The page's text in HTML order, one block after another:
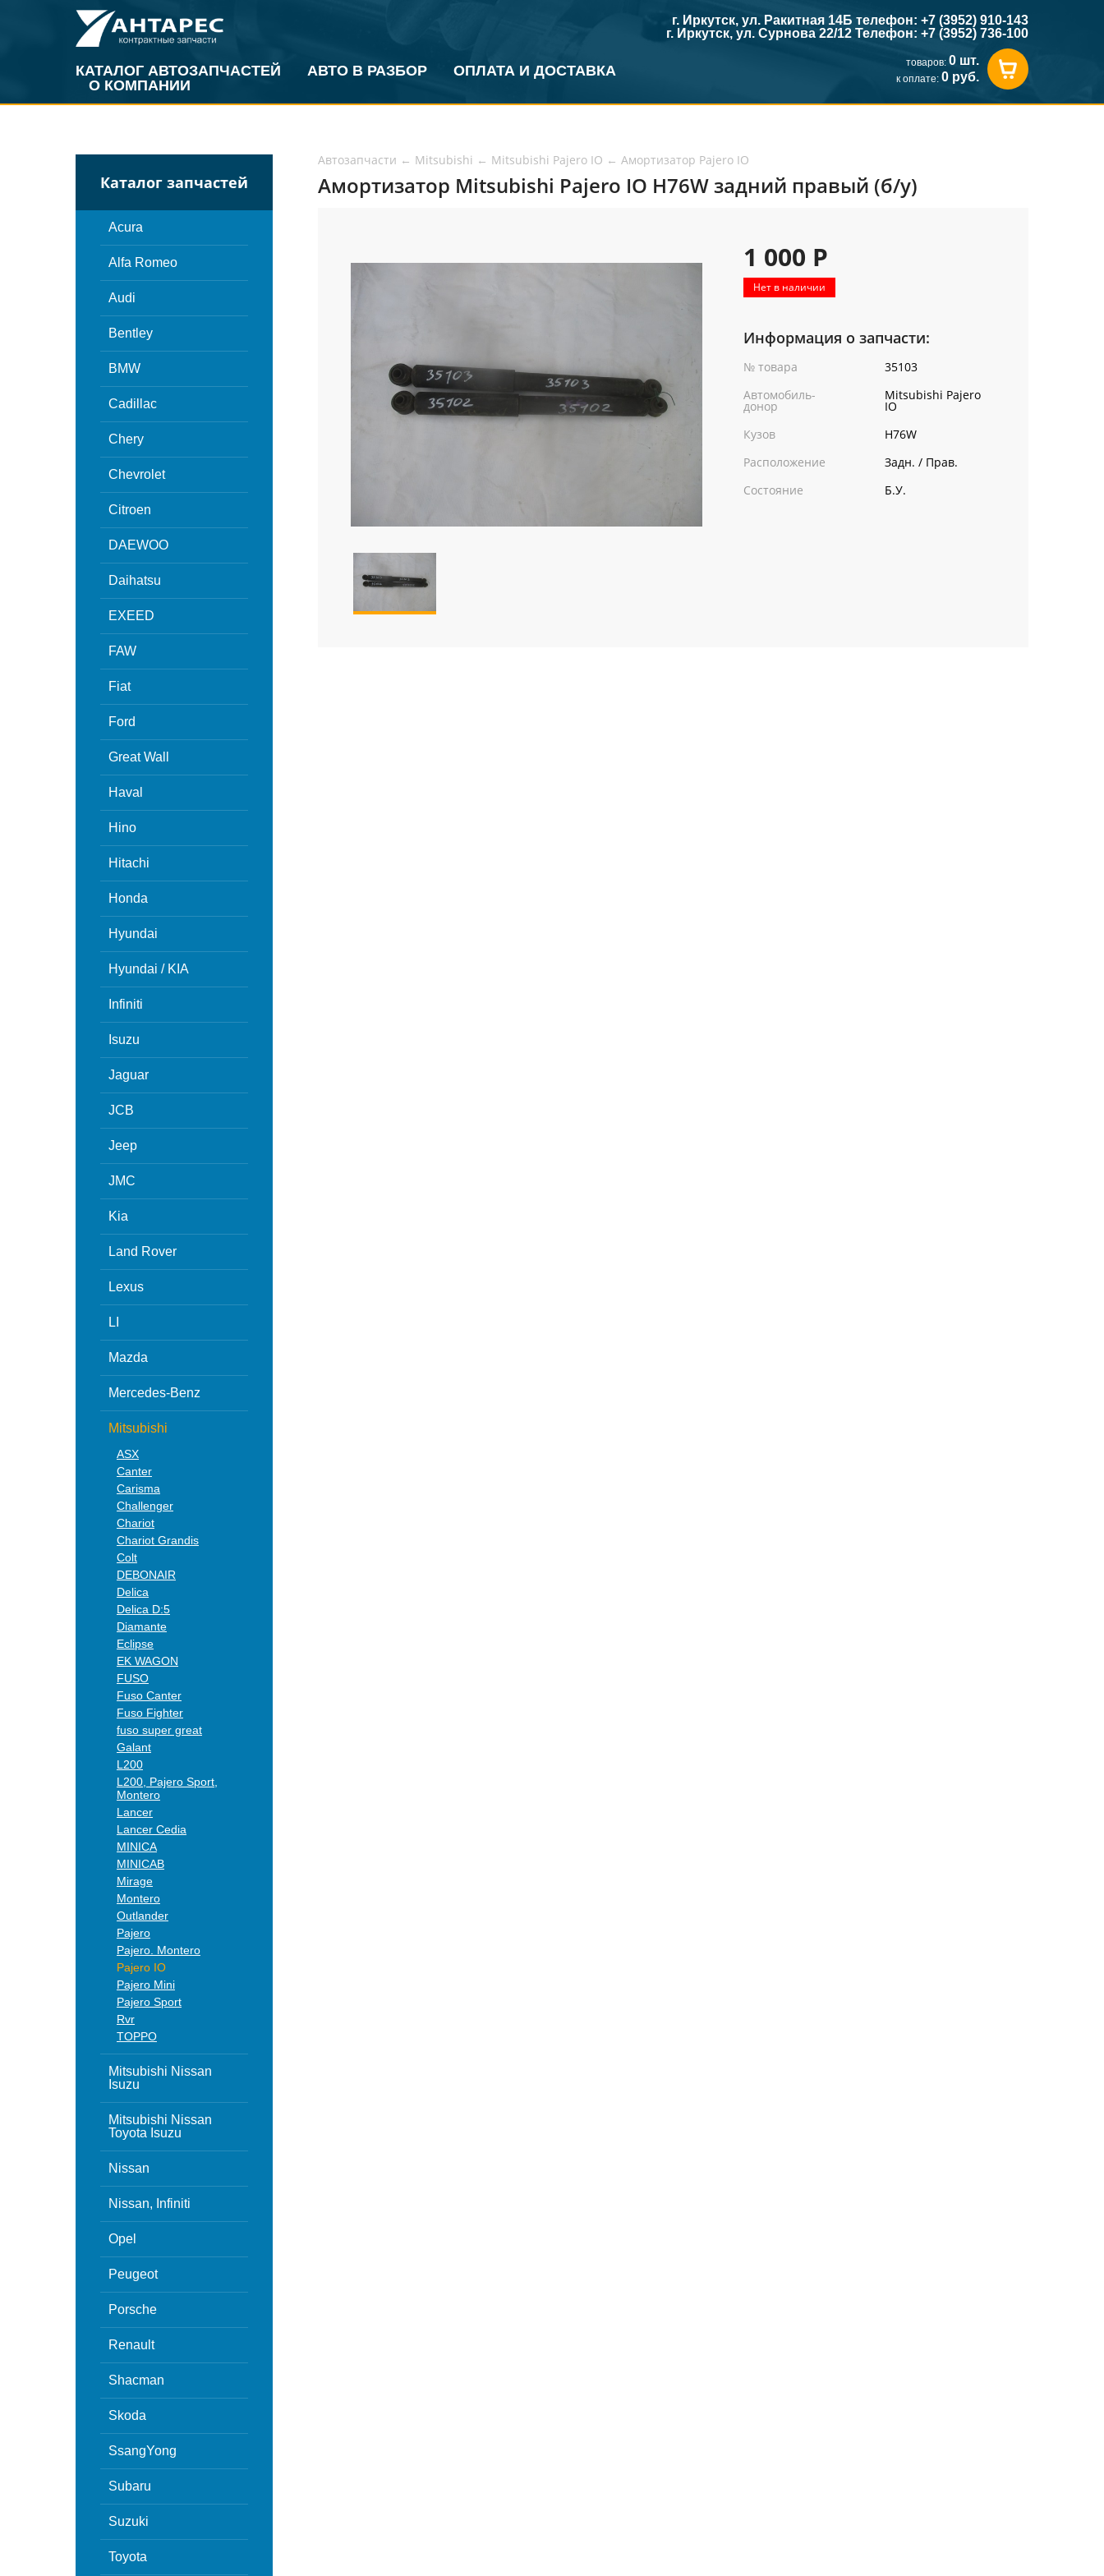
КАТАЛОГ АВТОЗАПЧАСТЕЙ АВТО В РАЗБОР
ОПЛАТА И ДОСТАВКА
О КОМПАНИИ
г. Иркутск, ул. Ракитная 14Б телефон: +7 (3952) 910-143
г. Иркутск, ул. Сурнова 22/12 Телефон: +7 (3952) 736-100
товаров: 0 шт.
к оплате: 0 руб.
Каталог запчастей
Acura
Alfa Romeo
Audi
Bentley
BMW
Cadillac
Chery
Chevrolet
Citroen
DAEWOO
Daihatsu
EXEED
FAW
Fiat
Ford
Great Wall
Haval
Hino
Hitachi
Honda
Hyundai
Hyundai / KIA
Infiniti
Isuzu
Jaguar
JCB
Jeep
JMC
Kia
Land Rover
Lexus
LI
Mazda
Mercedes-Benz
Mitsubishi
ASX
Canter
Carisma
Challenger
Chariot
Chariot Grandis
Colt
DEBONAIR
Delica
Delica D:5
Diamante
Eclipse
EK WAGON
FUSO
Fuso Canter
Fuso Fighter
fuso super great
Galant
L200
L200, Pajero Sport,
Montero
Lancer
Lancer Cedia
MINICA
MINICAB
Mirage
Montero
Outlander
Pajero
Pajero. Montero
Pajero IO
Pajero Mini
Pajero Sport
Rvr
TOPPO
Mitsubishi Nissan
Isuzu
Mitsubishi Nissan
Toyota Isuzu
Nissan
Nissan, Infiniti
Opel
Peugeot
Porsche
Renault
Shacman
Skoda
SsangYong
Subaru
Suzuki
Toyota
Автозапчасти ← Mitsubishi ← Mitsubishi Pajero IO ← Амортизатор Pajero IO
Амортизатор Mitsubishi Pajero IO H76W задний правый (б/у)
1 000 Р
Нет в наличии
Информация о запчасти:
№ товара
35103
Автомобиль-
донор
Mitsubishi Pajero
IO
Кузов
H76W
Расположение
Задн. / Прав.
Состояние
Б.У.